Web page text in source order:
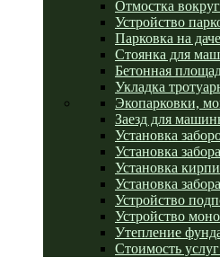
Отмостка
Устройство
Парковка на
Стоянка для
Бетонная
Укладка
Экопарковки,
Заезд для
Установка
Установка
Установка
Установка
Устройство
Устройство
Утепление
Стоимость